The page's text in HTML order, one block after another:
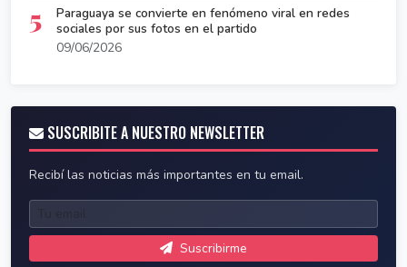
5
Paraguaya se convierte en fenómeno viral en redes
sociales por sus fotos en el partido
09/06/2026
SUSCRIBITE A NUESTRO NEWSLETTER
Recibí las noticias más importantes en tu email.
Suscribirme